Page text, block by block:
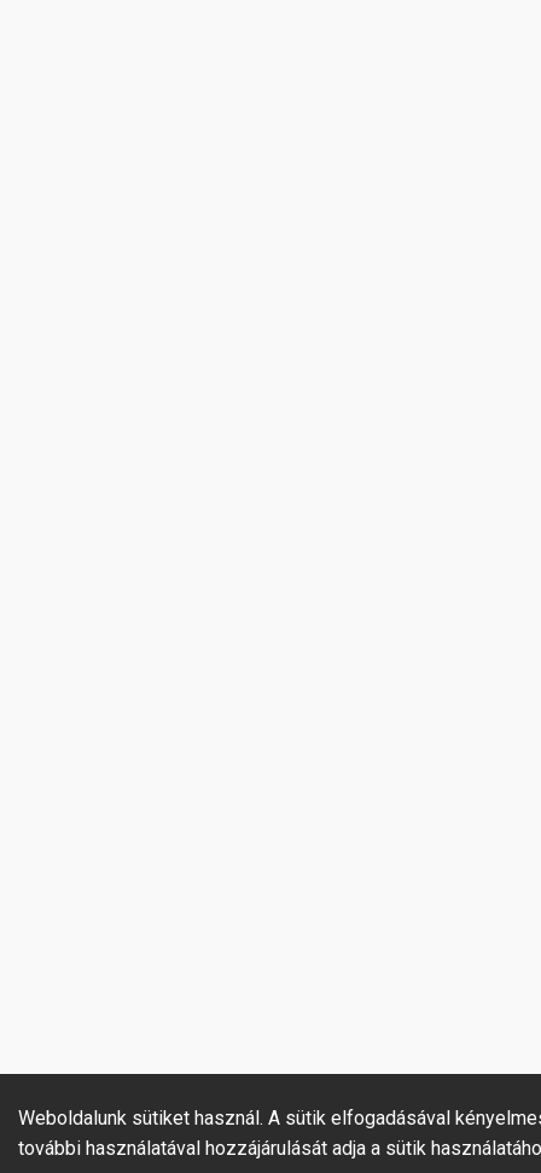
Weboldalunk sütiket használ. A sütik elfogadásával
további használatával hozzájárulását adja a sütik